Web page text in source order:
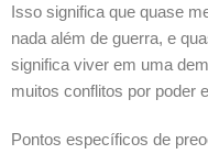
Isso significa que quase
nada além de guerra, e
significa viver em uma
muitos conflitos por poder
Pontos específicos de